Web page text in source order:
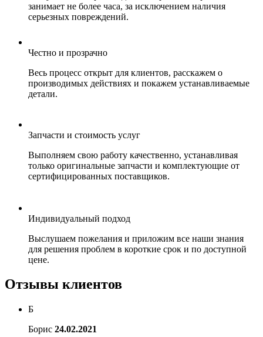
занимает не более часа, за исключением наличия
серьезных повреждений.
Честно и прозрачно
Весь процесс открыт для клиентов, расскажем о
производимых действиях и покажем устанавливаемые
детали.
Запчасти и стоимость услуг
Выполняем свою работу качественно, устанавливая
только оригинальные запчасти и комплектующие от
сертифицированных поставщиков.
Индивидуальный подход
Выслушаем пожелания и приложим все наши знания
для решения проблем в короткие срок и по доступной
цене.
Отзывы клиентов
Б
Борис 24.02.2021